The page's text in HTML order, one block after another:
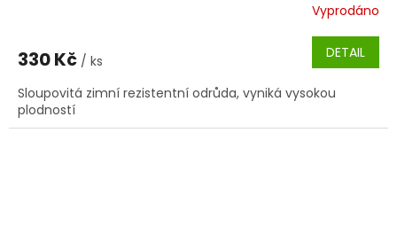
Vyprodáno
330 Kč / ks DETAIL
Sloupovitá zimní rezistentní odrůda, vyniká vysokou
plodností